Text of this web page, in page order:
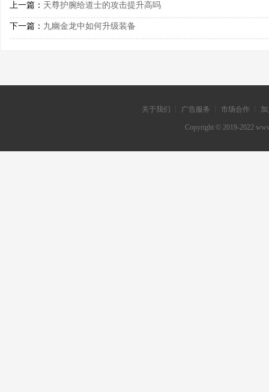
上一篇： 天尊护腕给道士的攻击提升高吗
下一篇： 九幽金龙中如何升级装备
关于我们 ┊ 广告服务 ┊ 市场合作 ┊
Copyright © 2019-2022